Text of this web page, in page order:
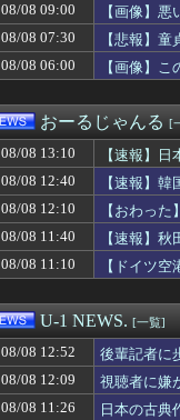
基本料が６万以上するの
チケット確認にすら応じ
【速報】韓国サッカー協
この人セコいと思った瞬
私「お父さん優しそうだ
【悲報】池袋パパ活刺殺
【画像】安心系JCが作っ
シカホワ村上、特大25号
【BLUE☆LIGHT SERIES
【恫喝】パパ活おじさん
韓国人「フランスの有力
【画像】とんでもなくデ
【ｼｺ画像】巨乳女さん、
【日本ハム2軍vs楽天 東
9回ドリスの逆玉を球審
大人気Vtuberぺこーら「
急にお腹だけ太くなった
【画像】インスタのドス
健康診断で上の血圧が
08/08 09:00
【画像】
08/08 07:30
【悲報】
08/08 06:00
【画像】
おーるじゃんる [
08/08 13:10
【速報】
08/08 12:40
【速報】
判の国籍
08/08 12:10
【おわっ
08/08 11:40
【速報】
08/08 11:10
【ドイツ
U-1 NEWS. [一覧]
08/08 12:52
後輩記者に
08/08 12:09
視聴者に嫌
08/08 11:26
日本の古